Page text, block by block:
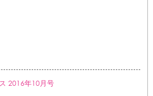
2016年10月号